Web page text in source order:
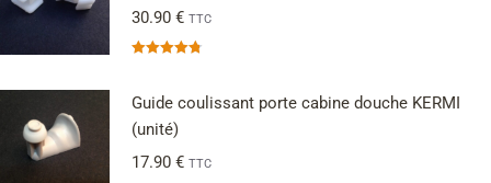
30.90 € TTC
Guide coulissant porte cabine douche KERMI
(unité)
17.90 € TTC